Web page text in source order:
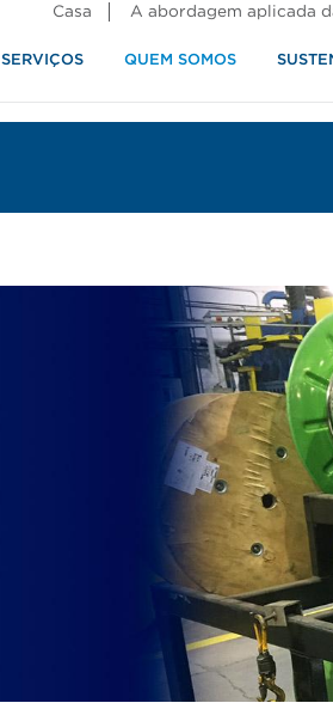
Casa A abordagem aplicada
SERVIÇOS QUEM SOMOS